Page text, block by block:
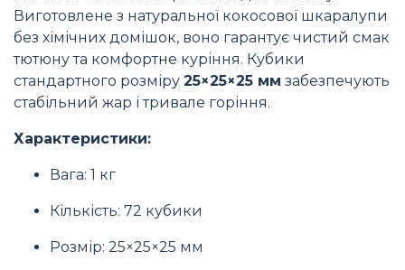
Виготовлене з натуральної кокосової шкаралупи
без хімічних домішок, воно гарантує чистий смак
тютюну та комфортне куріння. Кубики
стандартного розміру 25×25×25 мм забезпечують
стабільний жар і тривале горіння.
Характеристики:
Вага: 1 кг
Кількість: 72 кубики
Розмір: 25×25×25 мм